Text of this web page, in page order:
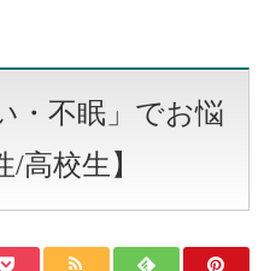
・不眠」でお悩
高校生】